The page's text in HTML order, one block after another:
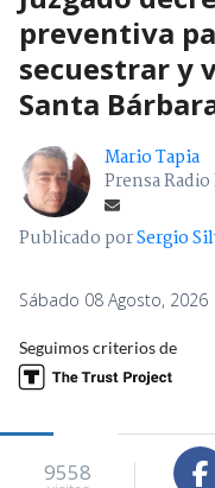
preventiva
secuestrar y
Santa
Mario Tapia
Prensa
Publicado porSergio
Sábado 08 Agosto, 2026
Seguimos criterios de
9558